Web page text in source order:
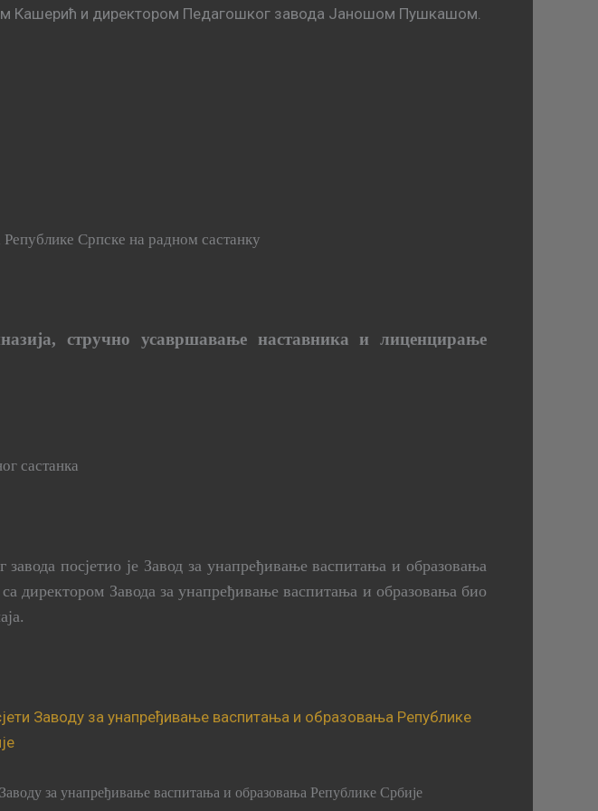
Кашерић и директором Педагошког завода Јаношом Пушкашом.
Српске на радном састанку
стручно усавршавање наставника и лиценцирање
састанка
посјетио је Завод за унапређивање васпитања и образовања
директором Завода за унапређивање васпитања и образовања био
за унапређивање васпитања и образовања Републике Србије